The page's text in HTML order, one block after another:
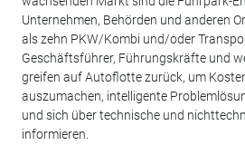
Unternehmen, Behörden und anderen
als zehn PKW/Kombi und/oder
Geschäftsführer, Führungskräfte und
greifen auf Autoflotte zurück, um
auszumachen, intelligente
und sich über technische und
informieren.